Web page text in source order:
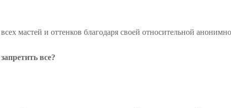
мастей и оттенков благодаря своей относительной
все?